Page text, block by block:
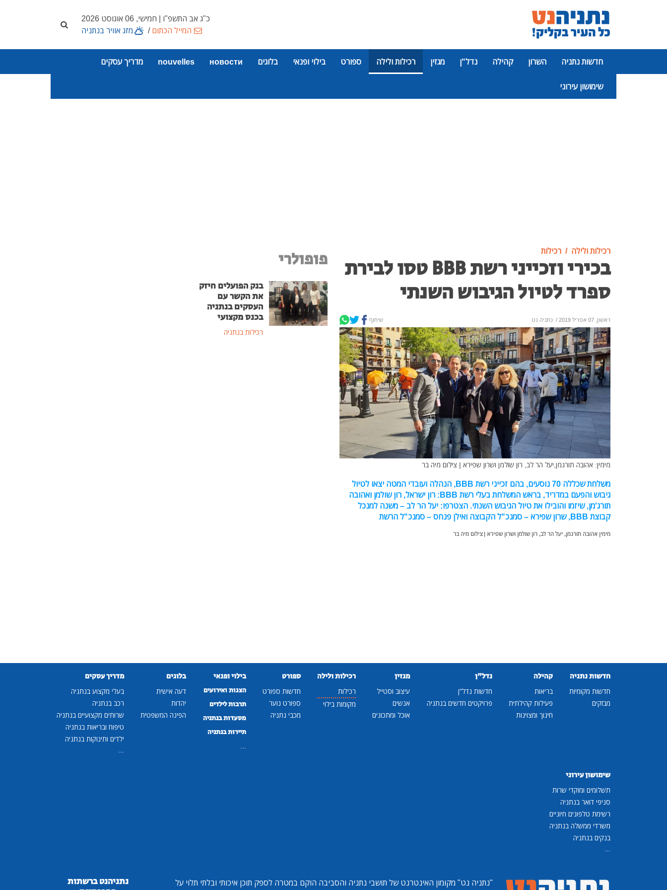
כ"ג אב התשפ"ו | חמישי, 06 אוגוסט 2026
המייל הכתום/ מזג אוויר בנתניה
חדשות נתניה השרון קהילה נדל"ן מגזין רכילות ולילה ספורט בילוי ופנאי בלוגים новости
nouvelles מדריך עסקים
שימושון עירוני
רכילות ולילה רכילות
בכירי וזכייני רשת BBB טסו לבירת
ספרד לטיול הגיבוש השנתי
ראשון, 07 אפריל 2019 / נתניה נט שיתוף
מימין: אהובה תורגמן,יעל הר לב, רון שולמן ושרון שפירא | צילום מיה בר
משלחת שכללה 70 נוסעים, בהם זכייני רשת BBB, הנהלה ועובדי המטה יצאו לטיול
גיבוש והפעם במדריד, בראש המשלחת בעלי רשת BBB: רון ישראל, רון שולמן ואהובה
תורג'מן, שיזמו והובילו את טיול הגיבוש השנתי. הצטרפו: יעל הר לב – משנה למנכל
קבוצת BBB, שרון שפירא – סמנכ"ל הקבוצה ואילן פנחס – סמנכ"ל הרשת
מימין אהובה תורגמן, יעל הר לב, רון שולמן ושרון שפירא | צילום מיה בר
פופולרי
בנק הפועלים חיזק
את הקשר עם
העסקים בנתניה
בכנס מקצועי
רכילות בנתניה
חדשות נתניה
חדשות מקומיות
מבזקים
קהילה
בריאות
פעילות קהילתית
חינוך ומצוינות
נדל"ן
חדשות נדל"ן
פרויקטים חדשים בנתניה
מגזין
עיצוב וסטייל
אנשים
אוכל ומתכונים
רכילות ולילה
רכילות
מקומות בילוי
ספורט
חדשות ספורט
ספורט נוער
מכבי נתניה
בילוי ופנאי
הצגות ואירועים
תרבות לילדים
מסעדות בנתניה
תיירות בנתניה
בלוגים
דעה אישית
יהדות
הפינה המשפטית
מדריך עסקים
בעלי מקצוע בנתניה
רכב בנתניה
שרותים מקצועיים בנתניה
טיפוח ובריאות בנתניה
ילדים ותינוקות בנתניה
שימושון עירוני
תשלומים ומוקדי שרות
סניפי דואר בנתניה
רשימת טלפונים חיוניים
משרדי ממשלה בנתניה
בנקים בנתניה
"נתניה נט" מקומון האינטרנט של תושבי נתניה והסביבה הוקם במטרה לספק תוכן איכותי ובלתי תלוי על
נתניהנט ברשתות